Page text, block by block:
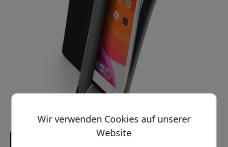
Wir verwenden Cookies auf unserer
Website